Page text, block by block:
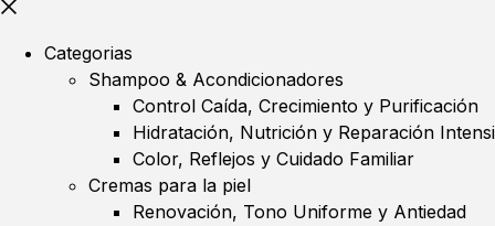
Categorias
Shampoo & Acondicionadores
Control Caída, Crecimiento y Purificación
Hidratación, Nutrición y Reparación
Color, Reflejos y Cuidado Familiar
Cremas para la piel
Renovación, Tono Uniforme y Antiedad